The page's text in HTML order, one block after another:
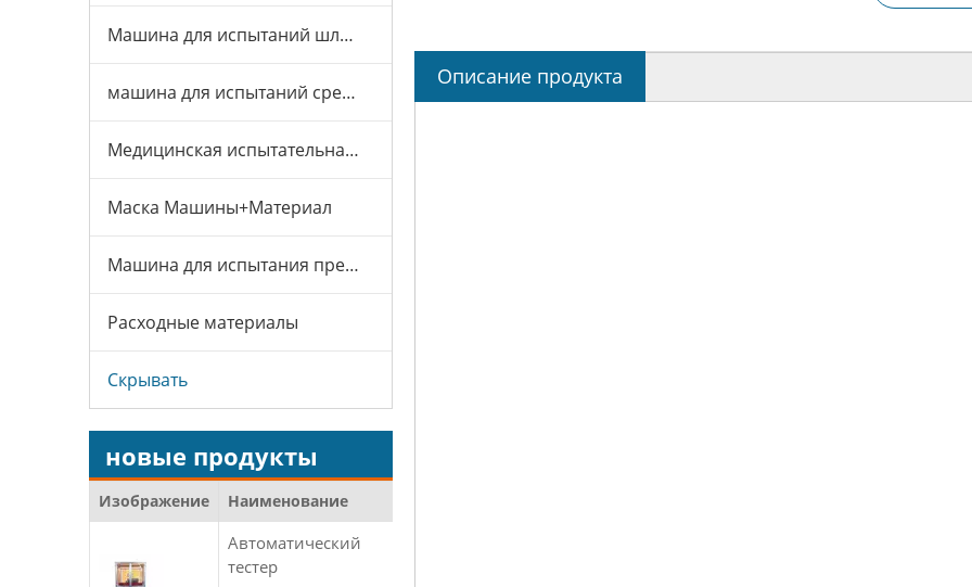
Машина для испытаний шлемов
машина для испытаний средств индивидуальной защиты
Медицинская испытательная машина
Маска Машины+Материал
Машина для испытания презервативов
Расходные материалы
Скрывать
новые продукты
Изображение Наименование
Автоматический
тестер
Описание продукта